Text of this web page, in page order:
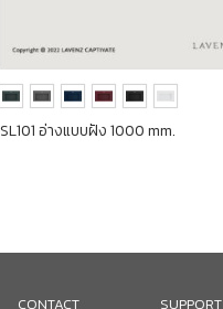
SL101 อ่างแบบฝัง 1000 mm.
CONTACT SUPPORT